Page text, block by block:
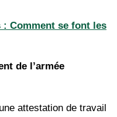
: Comment se font les
de l’armée
attestation de travail